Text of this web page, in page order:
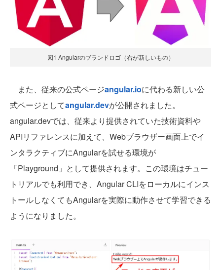
図1 Angularのブランドロゴ（右が新しいもの）
また、従来の公式ページangular.ioに代わる新しい公
式ページとしてangular.devが公開されました。
angular.devでは、従来より提供されていた技術資料や
APIリファレンスに加えて、Webブラウザー画面上でイ
ンタラクティブにAngularを試せる環境が
「Playground」として提供されます。この環境はチュー
トリアルでも利用でき、Angular CLIをローカルにインス
トールしなくてもAngularを実際に動作させて学習できる
ようになりました。